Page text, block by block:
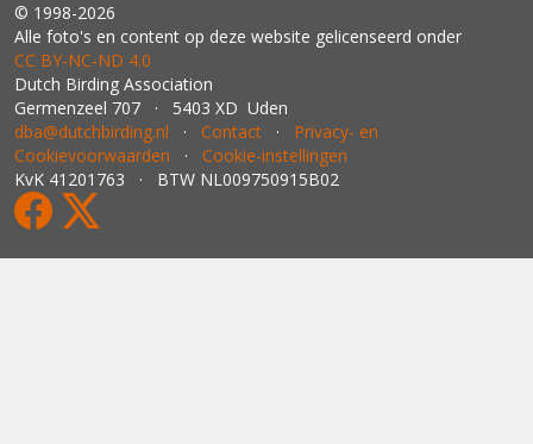
© 1998-2026
Alle foto's en content op deze website gelicenseerd onder
CC BY‑NC‑ND 4.0
Dutch Birding Association
Germenzeel 707 · 5403 XD Uden
dba@dutchbirding.nl · Contact · Privacy- en
Cookievoorwaarden · Cookie-instellingen
KvK 41201763 · BTW NL009750915B02